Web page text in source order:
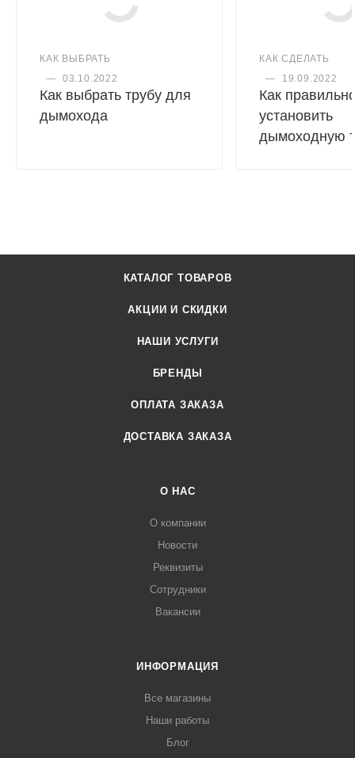
КАК ВЫБРАТЬ
—
03.10.2022
Как выбрать трубу для
дымохода
КАК СДЕЛАТЬ
—
19.09.2022
Как
установить
дымоходную
КАТАЛОГ ТОВАРОВ
АКЦИИ И СКИДКИ
НАШИ УСЛУГИ
БРЕНДЫ
ОПЛАТА ЗАКАЗА
ДОСТАВКА ЗАКАЗА
О НАС
О компании
Новости
Реквизиты
Сотрудники
Вакансии
ИНФОРМАЦИЯ
Все магазины
Наши работы
Блог